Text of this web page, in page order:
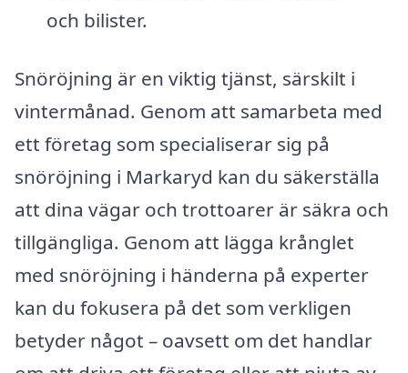
och bilister.
Snöröjning är en viktig tjänst, särskilt i
vintermånad. Genom att samarbeta med
ett företag som specialiserar sig på
snöröjning i Markaryd kan du säkerställa
att dina vägar och trottoarer är säkra och
tillgängliga. Genom att lägga krånglet
med snöröjning i händerna på experter
kan du fokusera på det som verkligen
betyder något – oavsett om det handlar